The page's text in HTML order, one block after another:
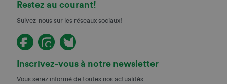
Restez au courant!
Suivez-nous sur les réseaux sociaux!
Inscrivez-vous à notre newsletter
Vous serez informé de toutes nos actualités